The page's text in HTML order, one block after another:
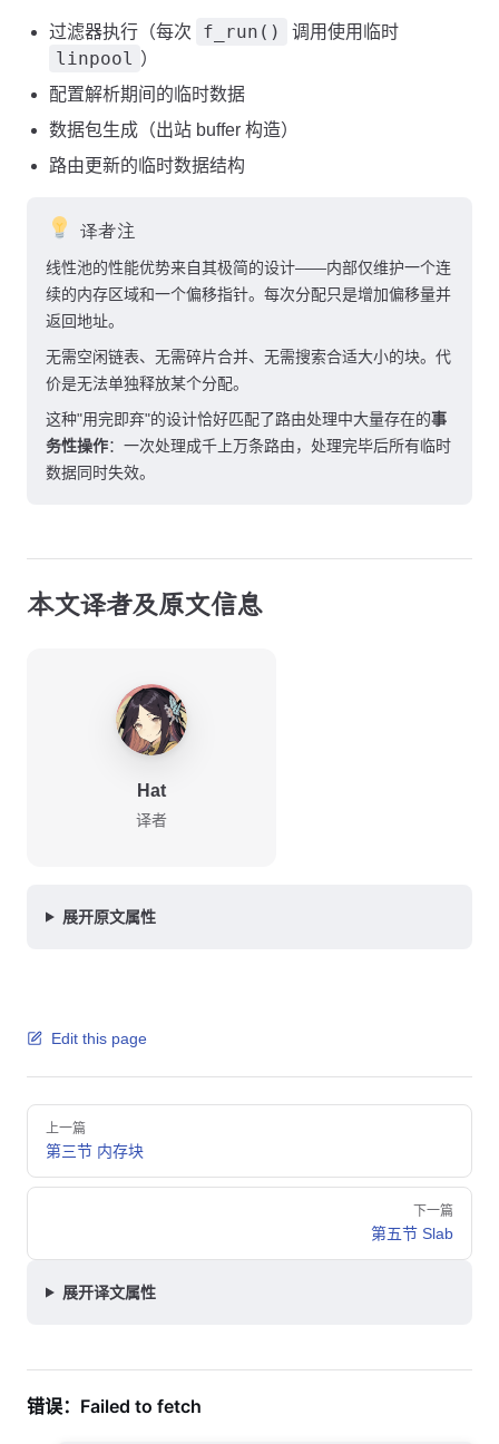
过滤器执行（每次 f_run() 调用使用临时
linpool ）
配置解析期间的临时数据
数据包生成（出站 buffer 构造）
路由更新的临时数据结构
译者注
线性池的性能优势来自其极简的设计——内部仅维护一个连
续的内存区域和一个偏移指针。每次分配只是增加偏移量并
返回地址。
无需空闲链表、无需碎片合并、无需搜索合适大小的块。代
价是无法单独释放某个分配。
这种"用完即弃"的设计恰好匹配了路由处理中大量存在的事
务性操作：一次处理成千上万条路由，处理完毕后所有临时
数据同时失效。
本文译者及原文信息
Hat
译者
展开原文属性
Edit this page
Pager
上一篇
第三节 内存块
下一篇
第五节 Slab
展开译文属性